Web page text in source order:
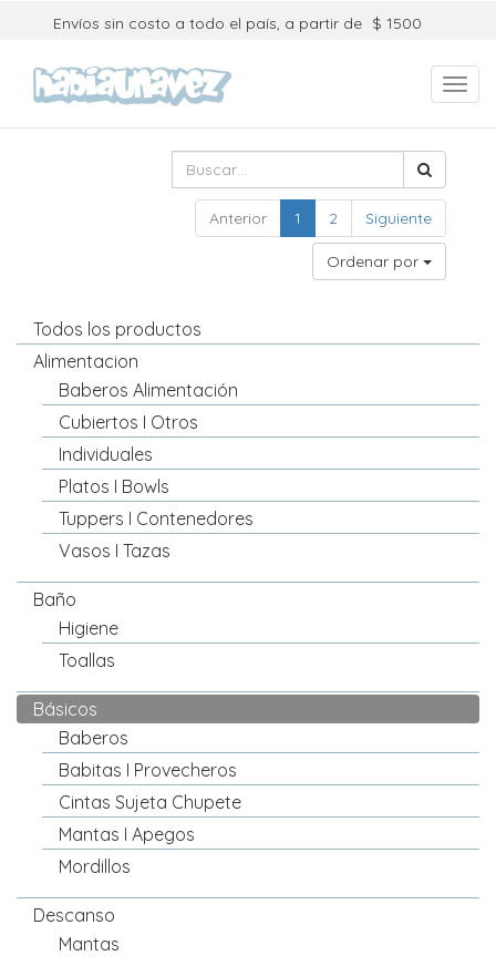
Envíos sin costo a todo el país, a partir de $ 1500
Anterior 1 2 Siguiente
Ordenar por
Todos los productos
Alimentacion
Baberos Alimentación
Cubiertos I Otros
Individuales
Platos I Bowls
Tuppers I Contenedores
Vasos I Tazas
Baño
Higiene
Toallas
Básicos
Baberos
Babitas I Provecheros
Cintas Sujeta Chupete
Mantas I Apegos
Mordillos
Descanso
Mantas